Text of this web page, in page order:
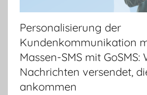
Personalisierung der
Kundenkommunikation
Massen-SMS mit GoSMS:
Nachrichten versendet,
ankommen